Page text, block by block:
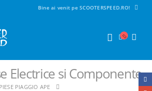
Bine ai venit pe SCOOTERSPEED.RO!
Electrice si Componente
PIESE PIAGGIO APE